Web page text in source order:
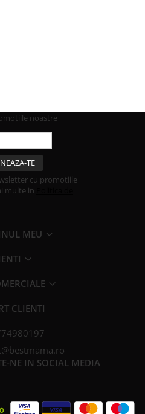
noastre
cu promotiile
multe in
MEU
CLIENTI
NE IN SOCIAL MEDIA